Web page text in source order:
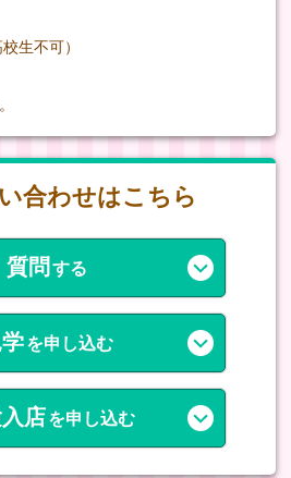
生不可）
合わせはこちら
質問 する
学を申し込む
店を申し込む